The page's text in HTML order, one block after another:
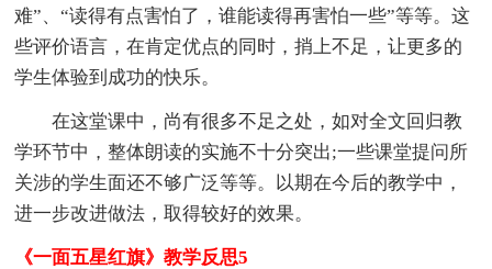
难”、“读得有点害怕了，谁能读得再害怕一些”等等。这
些评价语言，在肯定优点的同时，捎上不足，让更多的
学生体验到成功的快乐。
在这堂课中，尚有很多不足之处，如对全文回归教
学环节中，整体朗读的实施不十分突出;一些课堂提问所
关涉的学生面还不够广泛等等。以期在今后的教学中，
进一步改进做法，取得较好的效果。
《一面五星红旗》教学反思5